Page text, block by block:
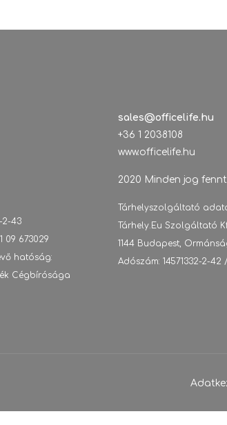
2-43
09 673029
hatóság:
Cégbírósága
sales@officelife.hu
+36 1 2038108
www.officelife.hu
2020 Minden jog
Tárhelyszolgáltató
Tárhely.Eu Szolgáltató
1144 Budapest,
Adószám: 14571332-2-42